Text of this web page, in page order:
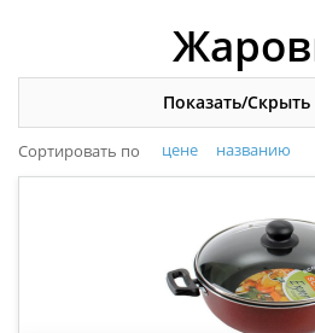
Показать/
Сортировать по цене названию